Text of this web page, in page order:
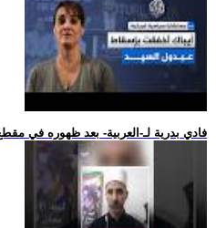
.. فادي بدرية لـ-العربية- بعد ظهوره في